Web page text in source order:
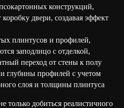
конструкций,
двери, создавая эффект
плинтусов и профилей,
заподлицо с отделкой,
переход от стены к полу
глубины профилей с учетом
слоя и толщины плинтуса
только добиться реалистичного